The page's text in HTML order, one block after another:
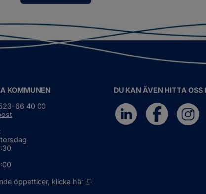
KOMMUNEN
66 40 00
öppettider, klicka här
Öppnas i nytt fönster.
DU KAN ÄVEN HITTA OSS